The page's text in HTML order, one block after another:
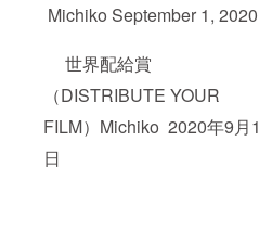
Michiko September 1, 2020
世界配給賞
（DISTRIBUTE YOUR
FILM）Michiko 2020年9月1
日